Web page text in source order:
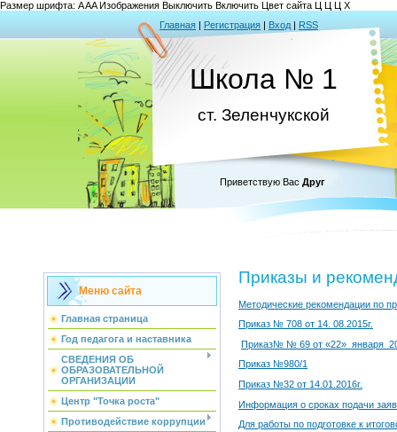
Размер шрифта: AAAИзображения Выключить Включить Цвет сайта Ц Ц Ц Х
Главная | Регистрация | Вход | RSS
Школа № 1
ст. Зеленчукской
Приветствую Вас Друг
Меню сайта
Главная страница
Год педагога и наставника
СВЕДЕНИЯ ОБ
ОБРАЗОВАТЕЛЬНОЙ
ОРГАНИЗАЦИИ
Центр "Точка роста"
Противодействие коррупции
Приказы и
Методические рекомендации по
Приказ № 708 от 14. 08.2015г.
Приказ№ № 69 от «22» января
Приказ №980/1
Приказ №32 от 14.01.2016г.
Информация о сроках подачи
Для работы по подготовке к